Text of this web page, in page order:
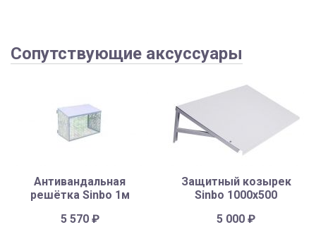
Сопутствующие аксуссуары
Антивандальная
решётка Sinbo 1м
5 570 ₽
Защитный козырек
Sinbo 1000х500
5 000₽